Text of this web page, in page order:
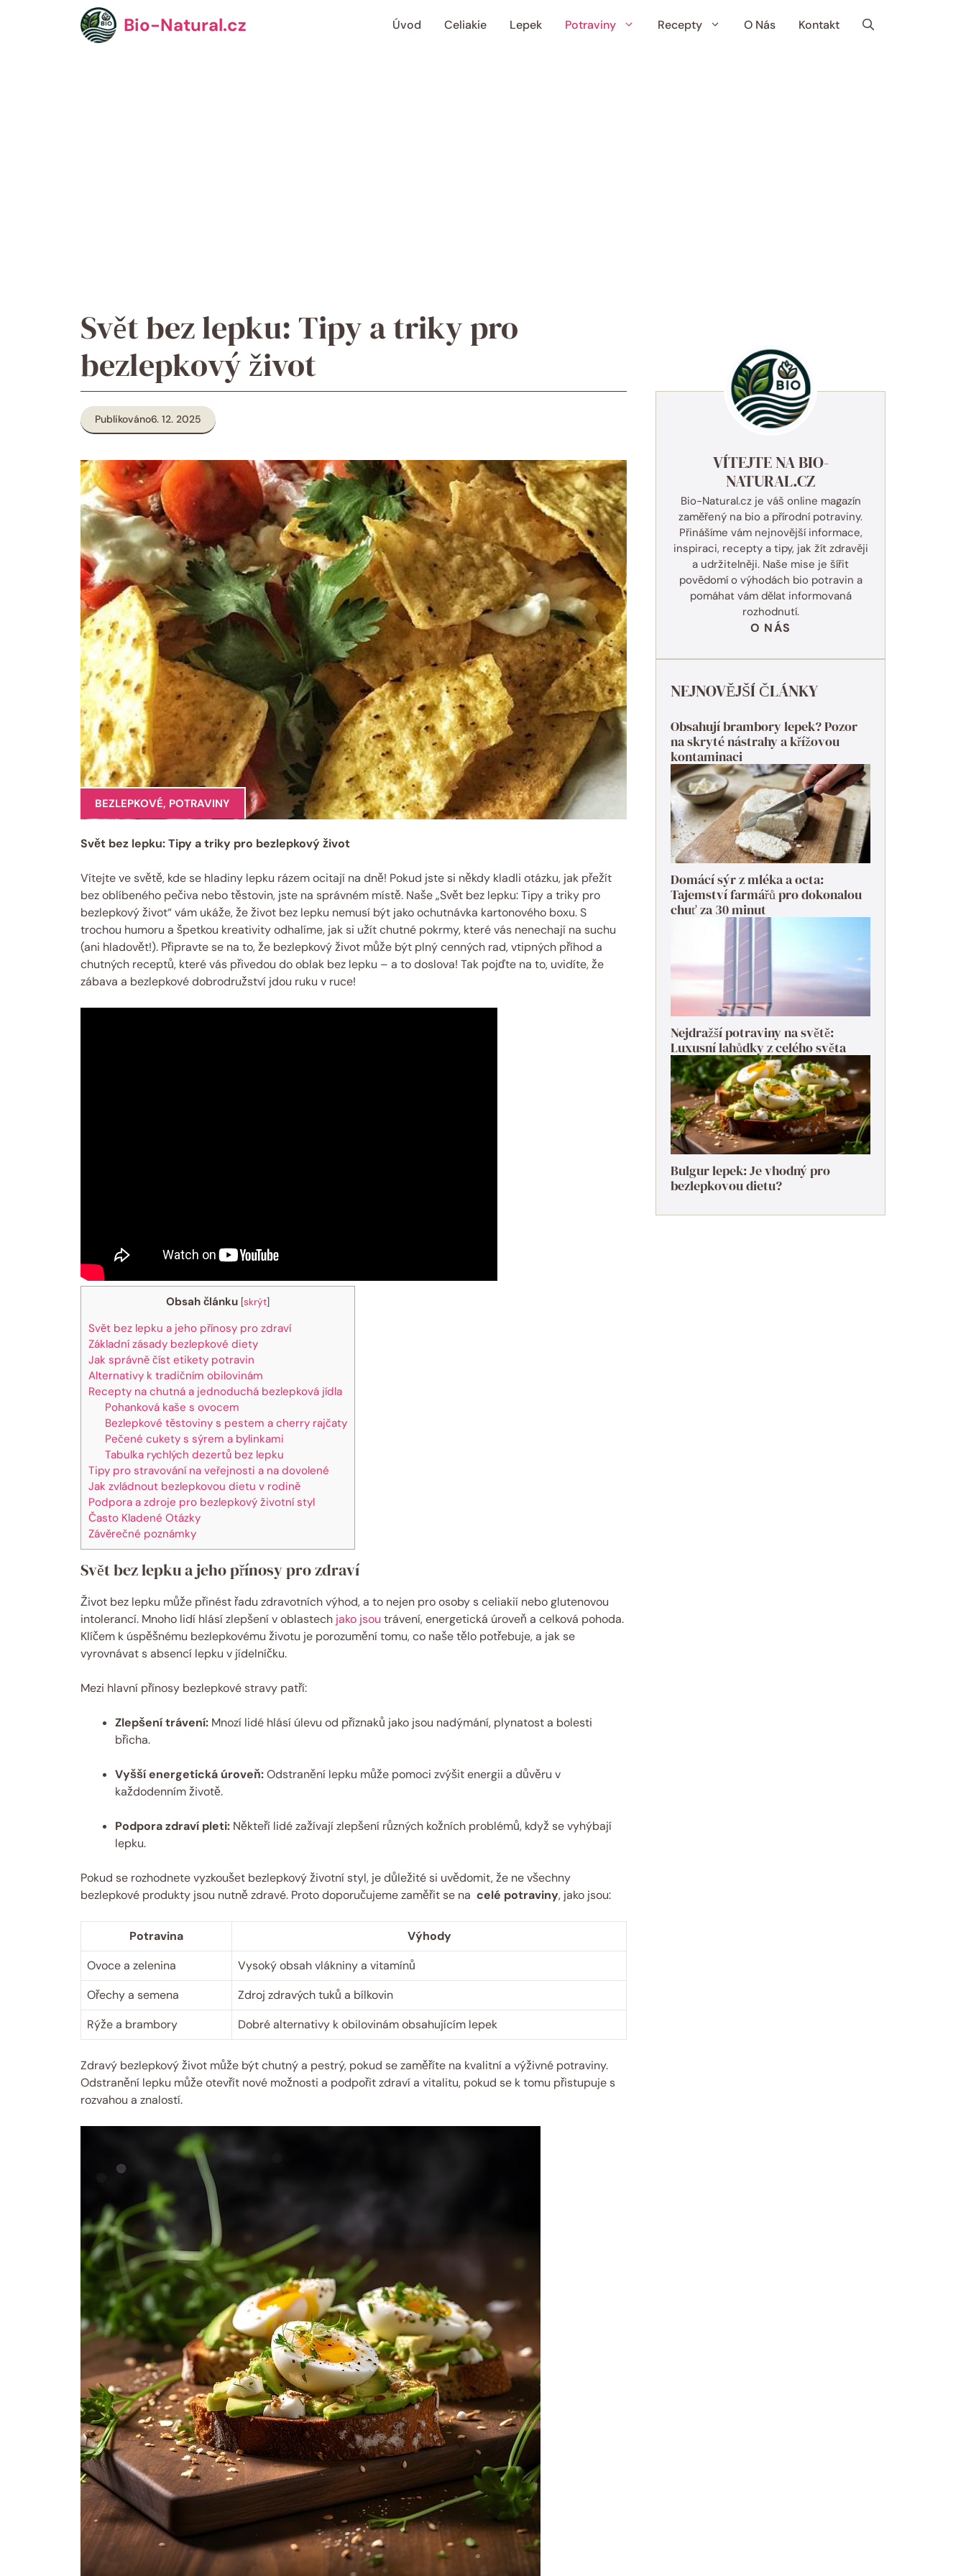
Bio-Natural.cz Úvod Celiakie Lepek Potraviny Recepty O Nás Kontakt
Svět bez lepku: Tipy a triky pro
bezlepkový život
Publikováno6. 12. 2025
BEZLEPKOVÉ, POTRAVINY
Svět bez lepku: Tipy a triky pro bezlepkový⁤ život
Vítejte ve světě, kde⁢ se hladiny lepku rázem ‌ocitají na dně! ⁢Pokud jste⁢ si někdy ‍kladli‍ otázku, jak přežít
bez oblíbeného pečiva nebo‌ těstovin, jste na správném místě.⁢ Naše ‌„Svět bez lepku: Tipy a triky pro
bezlepkový život“ vám ukáže, že život bez ​lepku nemusí být jako ochutnávka kartonového boxu. S⁤
trochou humoru ​a špetkou kreativity odhalíme, jak si užít chutné pokrmy, které ​vás nenechají na ⁢suchu
(ani⁤ hladovět!).⁣ Připravte se ‍na to, že bezlepkový⁤ život může⁤ být ​plný cenných rad, ​vtipných příhod ‌a
⁢chutných receptů, které vás přivedou ⁤do oblak bez lepku – a to doslova! ‌Tak pojďte na to, uvidíte, že
zábava a bezlepkové dobrodružství jdou ruku v ruce!
Obsah článku [skrýt]
Svět bez ⁣lepku ⁤a jeho ​přínosy pro zdraví
Základní zásady bezlepkové‌ diety
Jak správně‌ číst⁢ etikety potravin
Alternativy k tradičním obilovinám
Recepty na chutná a jednoduchá bezlepková ⁢jídla
Pohanková kaše s ovocem
Bezlepkové‍ těstoviny ​s⁤ pestem a ​cherry rajčaty
Pečené cukety s ⁢sýrem a ⁢bylinkami
Tabulka rychlých dezertů​ bez lepku
Tipy pro stravování na veřejnosti⁣ a na⁣ dovolené
Jak⁤ zvládnout ⁢bezlepkovou⁢ dietu v rodině
Podpora a zdroje pro bezlepkový životní styl
Často Kladené ⁢Otázky
Závěrečné poznámky
Svět bez ⁣lepku ⁤a jeho ​přínosy pro zdraví
Život​ bez ⁢lepku může‌ přinést řadu zdravotních výhod, a to nejen pro ⁢osoby ⁤s ⁢celiakií nebo glutenovou
intolerancí. Mnoho lidí​ hlásí zlepšení ‍v oblastech jako jsou trávení, energetická úroveň⁣ a celková pohoda.
Klíčem k​ úspěšnému bezlepkovému životu ​je porozumění tomu, co naše ‌tělo potřebuje, a jak‌ se
vyrovnávat s​ absencí lepku v jídelníčku.
Mezi hlavní přínosy bezlepkové⁢ stravy‌ patří:
Zlepšení trávení: Mnozí ⁢lidé hlásí úlevu od příznaků ‌jako jsou ⁤nadýmání, plynatost a bolesti
břicha.
Vyšší energetická úroveň:Odstranění lepku může pomoci‌ zvýšit energii ‍a důvěru v
každodenním​ životě.
Podpora zdraví pleti: Někteří lidé zažívají zlepšení různých‌ kožních problémů,‍ když se vyhýbají
lepku.
Pokud se rozhodnete vyzkoušet bezlepkový životní‌ styl,⁤ je důležité ⁣si uvědomit, že ne všechny⁢
bezlepkové produkty⁢ jsou ‍nutně zdravé. ​Proto⁣ doporučujeme‍ zaměřit se‌ na ⁤ celé potraviny, jako jsou:
Potravina
Výhody
Ovoce a ⁢zelenina
Vysoký obsah vlákniny​ a ⁢vitamínů
Ořechy‌ a semena
Zdroj zdravých tuků ​a bílkovin
Rýže a brambory
Dobré alternativy k obilovinám obsahujícím lepek
Zdravý bezlepkový život může být chutný a pestrý,‌ pokud se zaměříte na ⁤kvalitní a ​výživné‍ potraviny.
Odstranění lepku může otevřít nové‍ možnosti⁢ a podpořit zdraví a vitalitu, pokud se k⁤ tomu přistupuje s⁣
rozvahou a znalostí.
VÍTEJTE NA BIO-
NATURAL.CZ
Bio-Natural.cz je váš online magazín
zaměřený na bio a přírodní potraviny.
Přinášíme vám nejnovější informace,
inspiraci, recepty a tipy, jak žít zdravěji
a udržitelněji. Naše mise je šířit
povědomí o výhodách bio potravin a
pomáhat vám dělat informovaná
rozhodnutí.
O NÁS
NEJNOVĚJŠÍ ČLÁNKY
Obsahují brambory lepek? Pozor
na skryté nástrahy a křížovou
kontaminaci
Domácí sýr z mléka a octa:
Tajemství farmářů pro dokonalou
chuť za 30 minut
Nejdražší potraviny na světě:
Luxusní lahůdky z celého světa
Bulgur lepek: Je vhodný pro
bezlepkovou dietu?